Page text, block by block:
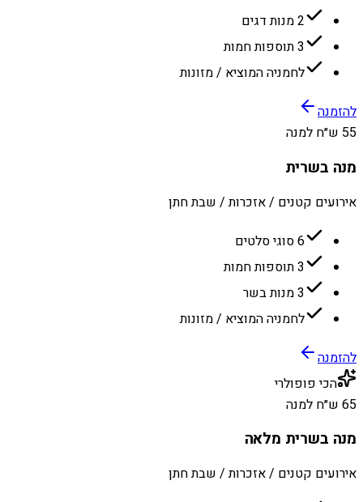
2 מנות דגים
3 תוספות חמות
לחמניה המוציא / מזונות
להזמנה
55 ש״ח למנה
מנה בשרית
אירועים קטנים / אזכרות / שבת חתן
6 סוגי סלטים
3 תוספות חמות
3 מנות בשר
לחמניה המוציא / מזונות
להזמנה
הכי פופולרי
65 ש״ח למנה
מנה בשרית מלאה
אירועים קטנים / אזכרות / שבת חתן